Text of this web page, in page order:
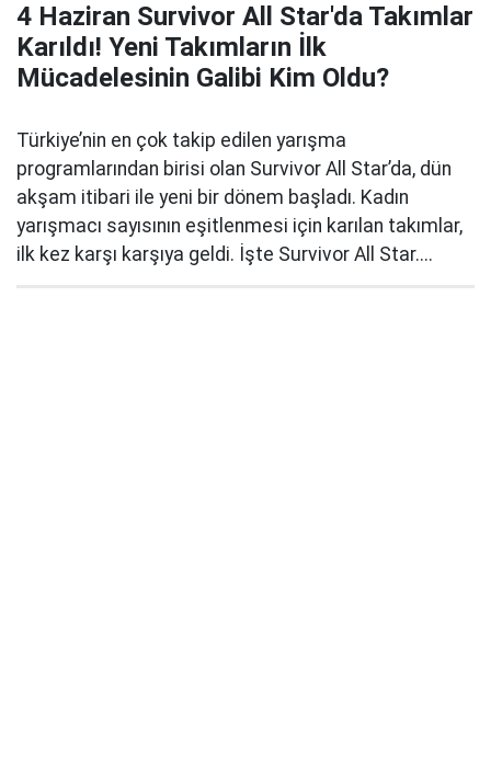
4 Haziran Survivor All Star'da Takımlar
Karıldı! Yeni Takımların İlk
Mücadelesinin Galibi Kim Oldu?
Türkiye’nin en çok takip edilen yarışma
programlarından birisi olan Survivor All Star’da, dün
akşam itibari ile yeni bir dönem başladı. Kadın
yarışmacı sayısının eşitlenmesi için karılan takımlar,
ilk kez karşı karşıya geldi. İşte Survivor All Star....